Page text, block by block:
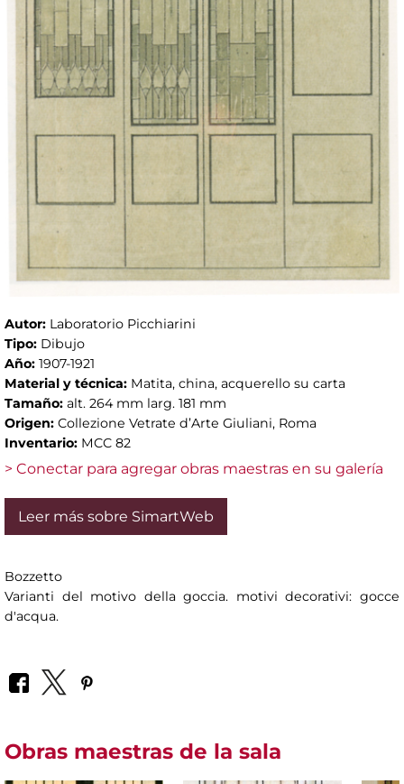
Autor: Laboratorio Picchiarini
Tipo: Dibujo
Año: 1907-1921
Material y técnica: Matita, china, acquerello su carta
Tamaño: alt. 264 mm larg. 181 mm
Origen: Collezione Vetrate d’Arte Giuliani, Roma
Inventario: MCC 82
> Conectar para agregar obras maestras en su galería
Leer más sobre SimartWeb
Bozzetto
Varianti del motivo della goccia. motivi decorativi: gocce
d'acqua.
Obras maestras de la sala